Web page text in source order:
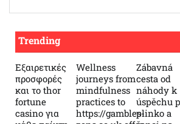
Trending
Εξαιρετικές
προσφορές
και το thor
fortune
casino για
Wellness
journeys from
mindfulness
practices to
https://gambles-
Zábavná
cesta od
náhody k
úspěchu
plinko a